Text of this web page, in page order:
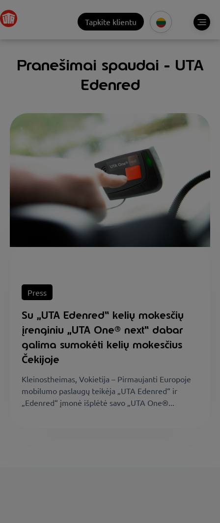
Tapkite klientu
Pranešimai spaudai - UTA
Edenred
Press
Su „UTA Edenred“ kelių mokesčių
įrenginiu „UTA One® next“ dabar
galima sumokėti kelių mokesčius
Čekijoje
Kleinostheimas, Vokietija – Pirmaujanti Europoje
mobilumo paslaugų teikėja „UTA Edenred“ ir
„Edenred“ įmonė išplėtė savo „UTA One®...